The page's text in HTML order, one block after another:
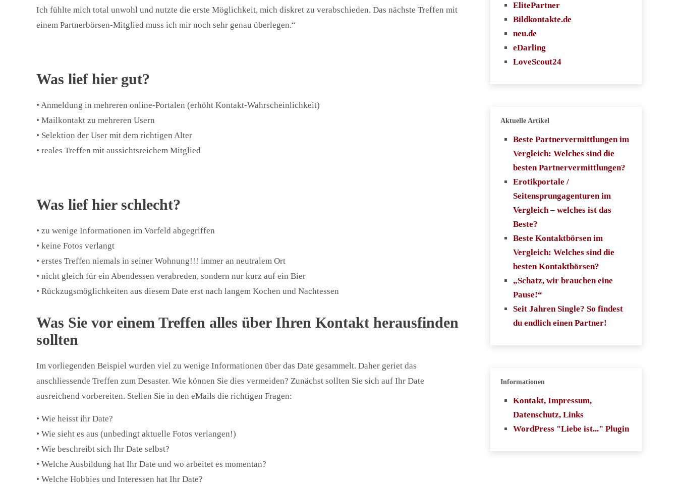
Ich fühlte mich total unwohl und nutzte die erste Möglichkeit, mich diskret zu verabschieden. Das nächste Treffen mit
einem Partnerbörsen-Mitglied muss ich mir noch sehr genau überlegen.“
Was lief hier gut?
• Anmeldung in mehreren online-Portalen (erhöht Kontakt-Wahrscheinlichkeit)
• Mailkontakt zu mehreren Usern
• Selektion der User mit dem richtigen Alter
• reales Treffen mit aussichtsreichem Mitglied
Was lief hier schlecht?
• zu wenige Informationen im Vorfeld abgegriffen
• keine Fotos verlangt
• erstes Treffen niemals in seiner Wohnung!!! immer an neutralem Ort
• nicht gleich für ein Abendessen verabreden, sondern nur kurz auf ein Bier
• Rückzugsmöglichkeiten aus diesem Date erst nach langem Kochen und Nachtessen
Was Sie vor einem Treffen alles über Ihren Kontakt herausfinden
sollten
Im vorliegenden Beispiel wurden viel zu wenige Informationen über das Date gesammelt. Daher geriet das
anschliessende Treffen zum Desaster. Wie können Sie dies vermeiden? Zunächst sollten Sie sich auf Ihr Date
ausreichend vorbereiten. Stellen Sie in den eMails die richtigen Fragen:
• Wie heisst ihr Date?
• Wie sieht es aus (unbedingt aktuelle Fotos verlangen!)
• Wie beschreibt sich Ihr Date selbst?
• Welche Ausbildung hat Ihr Date und wo arbeitet es momentan?
• Welche Hobbies und Interessen hat Ihr Date?
ElitePartner
Bildkontakte.de
neu.de
eDarling
LoveScout24
Aktuelle Artikel
Beste Partnervermittlungen im
Vergleich: Welches sind die
besten Partnervermittlungen?
Erotikportale /
Seitensprungagenturen im
Vergleich – welches ist das
Beste?
Beste Kontaktbörsen im
Vergleich: Welches sind die
besten Kontaktbörsen?
„Schatz, wir brauchen eine
Pause!“
Seit Jahren Single? So findest
du endlich einen Partner!
Informationen
Kontakt, Impressum,
Datenschutz, Links
WordPress "Liebe ist..." Plugin